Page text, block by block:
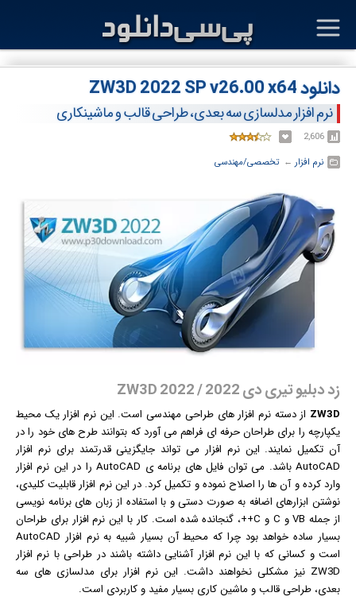
دانلود ZW3D 2022 SP v26.00 x64
نرم افزار مدلسازی سه بعدی، طراحی قالب و ماشینکاری
2,606
نرم افزار ← ‏تخصصی/مهندسی
زد دبلیو تیری دی 2022 / ZW3D 2022
ZW3D از دستهنرم افزارهای طراحی مهندسی است. این نرم افزار یک محیط
یکپارچه را برای طراحان حرفه ای فراهم می آورد که بتوانند طرح های خود را در
آن تکمیل نمایند. این نرم افزار می تواند جایگزینی قدرتمند برای نرم افزار
AutoCAD باشد. می توان فایل های برنامه ی AutoCAD را در این نرم افزار
وارد کرده و آن ها را اصلاح نموده و تکمیل کرد. در این نرم افزار قابلیت کلیدی،
نوشتن ابزارهای اضافه به صورت دستی و با استفاده از زبان های برنامه نویسی
از جمله VB و C و C++، گنجانده شده است. کار با این نرم افزار برای طراحان
بسیار ساده خواهد بود چرا که محیط آن بسیار شبیه به نرم افزار AutoCAD
است و کسانی که با این نرم افزار آشنایی داشته باشند در طراحی با نرم افزار
ZW3D نیز مشکلی نخواهند داشت. این نرم افزار برای مدلسازی های سه
بعدی، طراحی قالب و ماشین کاری بسیار مفید و کاربردی است.